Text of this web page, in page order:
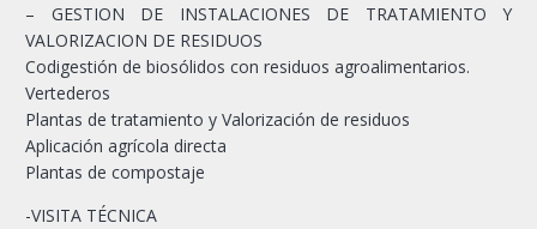
– GESTION DE INSTALACIONES DE TRATAMIENTO Y
VALORIZACION DE RESIDUOS
Codigestión de biosólidos con residuos agroalimentarios.
Vertederos
Plantas de tratamiento y Valorización de residuos
Aplicación agrícola directa
Plantas de compostaje
-VISITA TÉCNICA